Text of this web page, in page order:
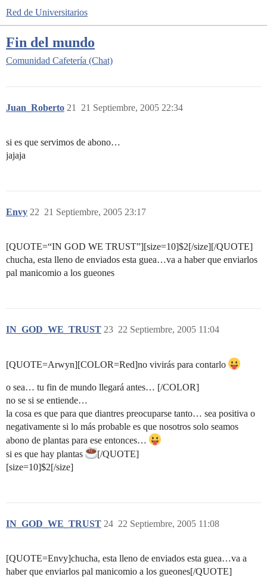
Red de Universitarios
Fin del mundo
Comunidad Cafetería (Chat)
Juan_Roberto 21 Septiembre, 2005 22:34
21
si es que servimos de abono…
jajaja
Envy 21 Septiembre, 2005 23:17
22
[QUOTE=“IN GOD WE TRUST”][size=10]$2[/size][/QUOTE]
chucha, esta lleno de enviados esta guea…va a haber que enviarlos
pal manicomio a los gueones
IN_GOD_WE_TRUST 22 Septiembre, 2005 11:04
23
[QUOTE=Arwyn][COLOR=Red]no vivirás para contarlo
o sea… tu fin de mundo llegará antes… [/COLOR]
no se si se entiende…
la cosa es que para que diantres preocuparse tanto… sea positiva o
negativamente si lo más probable es que nosotros solo seamos
abono de plantas para ese entonces…
si es que hay plantas
[/QUOTE]
[size=10]$2[/size]
IN_GOD_WE_TRUST 22 Septiembre, 2005 11:08
24
[QUOTE=Envy]chucha, esta lleno de enviados esta guea…va a
haber que enviarlos pal manicomio a los gueones[/QUOTE]